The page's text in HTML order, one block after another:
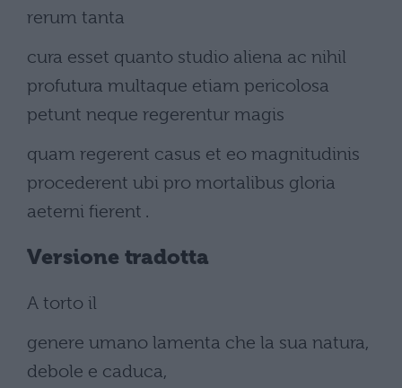
rerum tanta
cura esset quanto studio aliena ac nihil
profutura multaque etiam pericolosa
petunt neque regerentur magis
quam regerent casus et eo magnitudinis
procederent ubi pro mortalibus gloria
aeterni fierent .
Versione tradotta
A torto il
genere umano lamenta che la sua natura,
debole e caduca,